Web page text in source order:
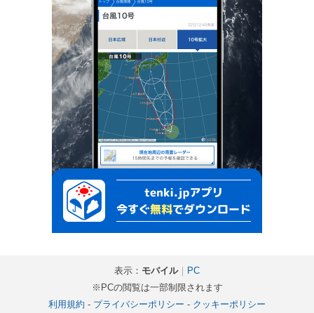
表示： モバイル｜
PC
※PCの閲覧は一部制限されます
利用規約 - プライバシーポリシー - クッキーポリシー